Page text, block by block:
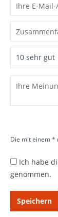
Die mit einem *
Ich habe
genommen.
Speichern